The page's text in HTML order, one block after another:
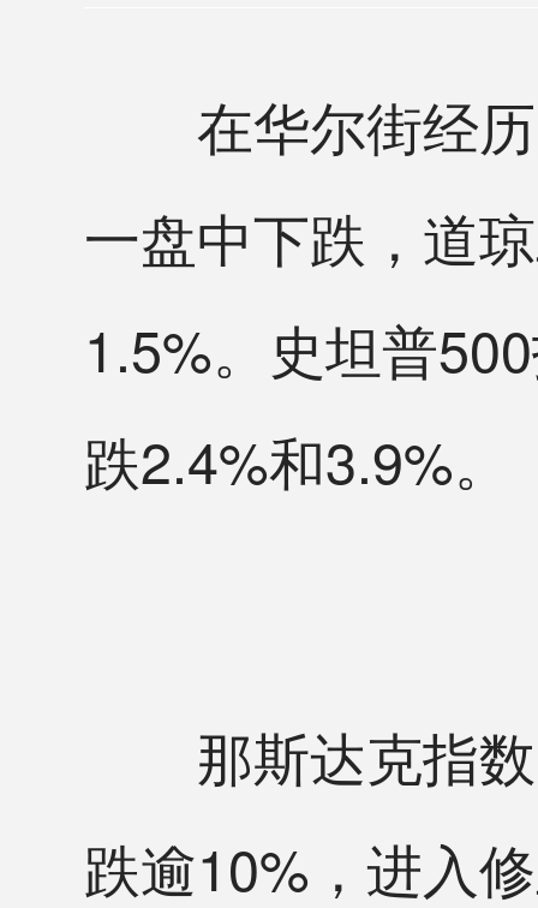
在华尔街经历
一盘中下跌，道
1.5%。史坦普
跌2.4%和3.9%。
那斯达克指数
跌逾10%，进入